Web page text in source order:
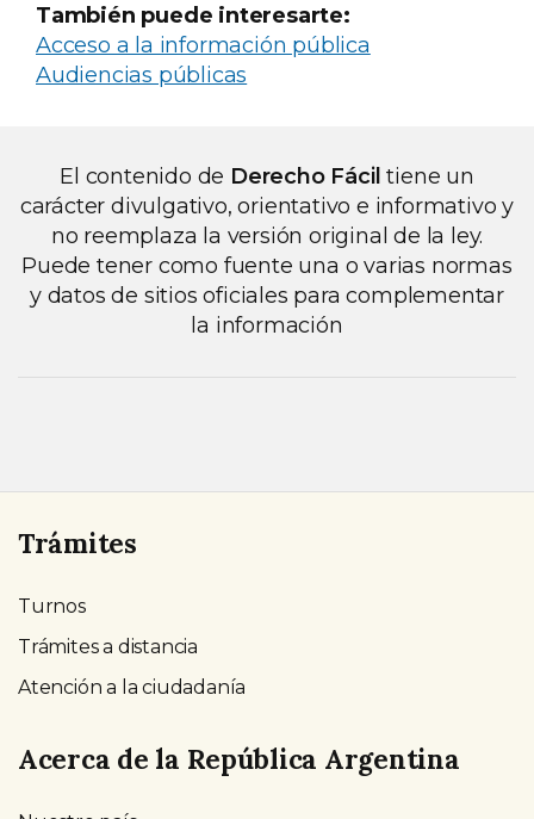
También puede interesarte:
Acceso a la información pública
Audiencias públicas
El contenido de Derecho Fácil tiene un
carácter divulgativo, orientativo e informativo y
no reemplaza la versión original de la ley.
Puede tener como fuente una o varias normas
y datos de sitios oficiales para complementar
la información
Trámites
Turnos
Trámites a distancia
Atención a la ciudadanía
Acerca de la República Argentina